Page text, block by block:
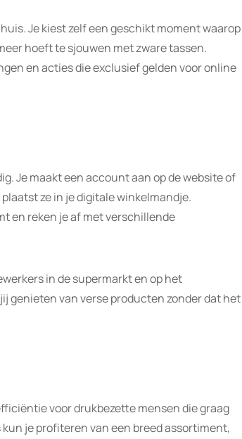
Je kiest zelf een geschikt moment waarop
hoeft te sjouwen met zware tassen.
en acties die exclusief gelden voor online
Je maakt een account aan op de website of
ze in je digitale winkelmandje.
en reken je af met verschillende
in de supermarkt en op het
genieten van verse producten zonder dat het
voor drukbezette mensen die graag
je profiteren van een breed assortiment,